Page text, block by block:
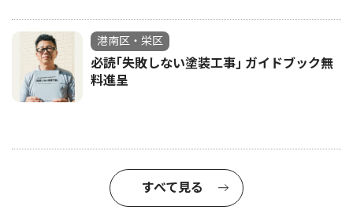
港南区・栄区
必読｢失敗しない塗装工事｣ ガイドブック無
料進呈
すべて見る